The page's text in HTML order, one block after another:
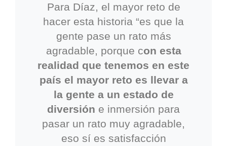
Para Díaz, el mayor reto de
hacer esta historia “es que la
gente pase un rato más
agradable, porque con esta
realidad que tenemos en este
país el mayor reto es llevar a
la gente a un estado de
diversión e inmersión para
pasar un rato muy agradable,
eso sí es satisfacción